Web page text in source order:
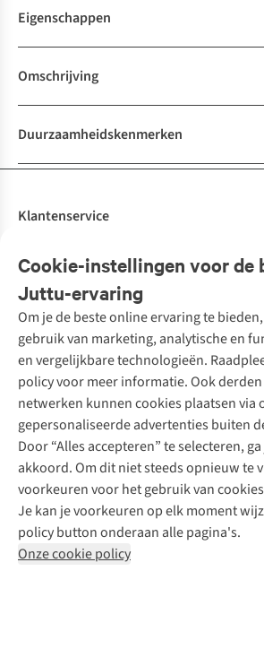
Eigenschappen
Omschrijving
Duurzaamheidskenmerken
Cookie-instellingen voor de
Juttu-ervaring
Om je de beste online ervaring te
gebruik van marketing, analytische en
en vergelijkbare technologieën.
policy voor meer informatie. Ook
netwerken kunnen cookies plaatsen via
gepersonaliseerde advertenties buiten
Door “Alles accepteren” te selecteren,
akkoord. Om dit niet steeds opnieuw te
voorkeuren voor het gebruik van
Je kan je voorkeuren op elk moment
policy button onderaan alle pagina's.
Onze cookie policy
Klantenservice
Bestellen
Betalen
10% studentenkorting
Klarna - achteraf betalen
Levering
Retourneren
Bestelling herroepen
Garantie
Contact
Onze diensten
Tweedehands - ReJUsed
Kledingatelier
Personal shopping
Textielbox
Events / workshops
Juttu
Over ons
Juttu Friends
Inspiratie
Werken bij Juttu
Onze winkels
De wereld van Juttu
Verantwoord ondernemen
Toegankelijkheidsverklaring
Merken
Nathalie Vleeschouwer
Selected dames
HKLiving
Dickies
Sessùn
Strom
O My Bag
Revolution
Meld je aan voor de nieuwsbrief
Follow us